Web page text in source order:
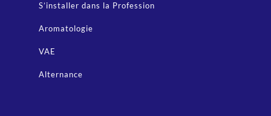
S’installer dans la Profession
Aromatologie
VAE
Alternance